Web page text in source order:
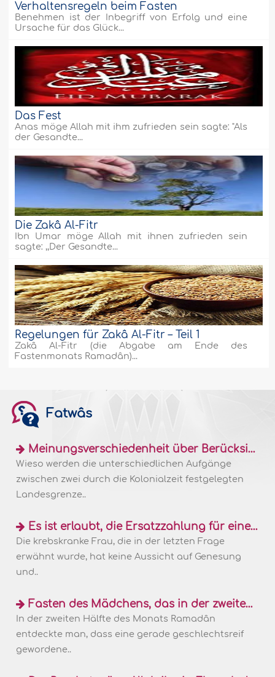
Verhaltensregeln beim Fasten
Benehmen ist der Inbegriff von Erfolg und eine
Ursache für das Glück...
Das Fest
Anas möge Allah mit ihm zufrieden sein sagte: "Als
der Gesandte...
Die Zakâ Al-Fitr
Ibn Umar möge Allah mit ihnen zufrieden sein
sagte: ,,Der Gesandte...
Regelungen für Zakâ Al-Fitr – Teil 1
Zakâ Al-Fitr (die Abgabe am Ende des
Fastenmonats Ramadân)...
Fatwâs
Meinungsverschiedenheit über Berücksichtigung unterschiedlichen Erscheinens von Neumondsicheln
Wieso werden die unterschiedlichen Aufgänge
zwischen zwei durch die Kolonialzeit festgelegten
Landesgrenze..
Es ist erlaubt, die Ersatzzahlung für eine arme Frau zu leisten oder sie ihr zu geben
Die krebskranke Frau, die in der letzten Frage
erwähnt wurde, hat keine Aussicht auf Genesung
und..
Fasten des Mädchens, das in der zweiten Hälfte des Ramadân geschlechtsreif geworden ist
In der zweiten Hälfte des Monats Ramadân
entdeckte man, dass eine gerade geschlechtsreif
gewordene..